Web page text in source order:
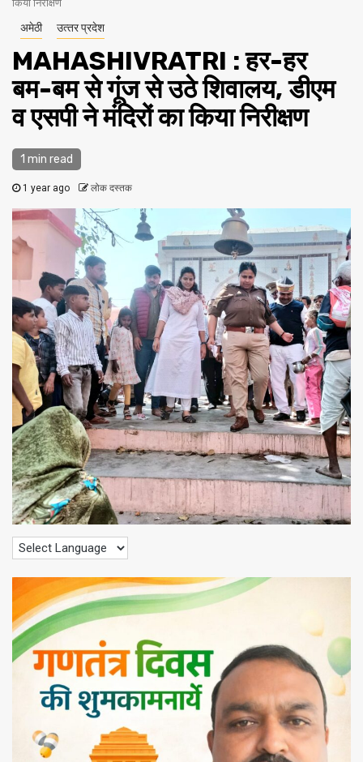
किया निरीक्षण
अमेठी उत्‍तर प्रदेश
MAHASHIVRATRI : हर-हर
बम-बम से गूंज से उठे शिवालय, डीएम
व एसपी ने मंदिरों का किया निरीक्षण
1 min read
1 year ago लोक दस्तक